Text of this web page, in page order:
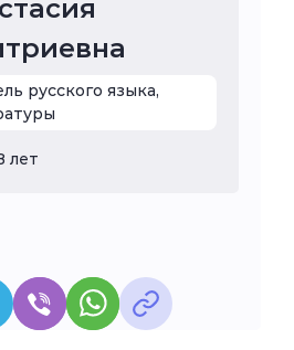
русского языка,
лет